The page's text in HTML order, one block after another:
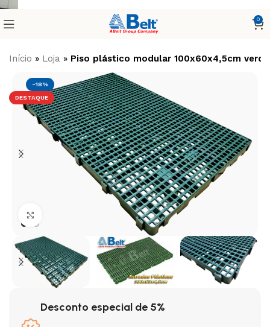
0
Início » Loja » Piso plástico modular 100x60x4,5cm verde
-18%
DESTAQUE
Desconto especial de 5%